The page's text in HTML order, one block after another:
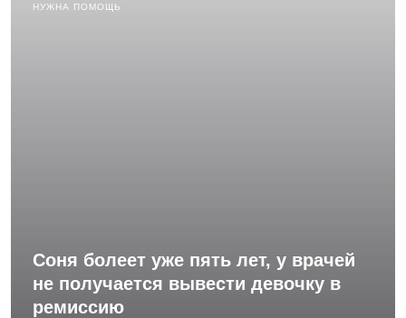
НУЖНА ПОМОЩЬ
Соня болеет уже пять лет, у врачей
не получается вывести девочку в
ремиссию